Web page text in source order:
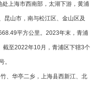
处上海市西南部， 太湖下游， 黄浦
昆山市 ，南与松江区、 金山区及
平方公里。2023年末，青浦
截至2022年10月，青浦区下辖3个
。
、华亭二乡，上海县西新江、北